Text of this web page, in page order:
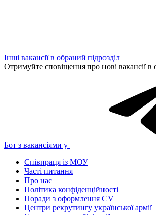
Інші вакансії в обраний підрозділ
Отримуйте сповіщення про нові вакансії в
Бот з вакансіями у
Співпраця із МОУ
Часті питання
Про нас
Політика конфіденційності
Поради з оформлення CV
Центри рекрутингу української армії